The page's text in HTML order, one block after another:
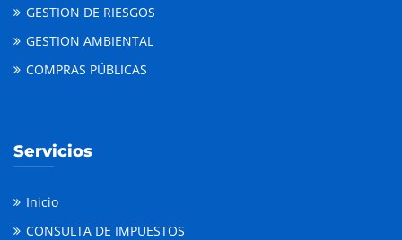
GESTION DE RIESGOS
GESTION AMBIENTAL
COMPRAS PÚBLICAS
Servicios
Inicio
CONSULTA DE IMPUESTOS